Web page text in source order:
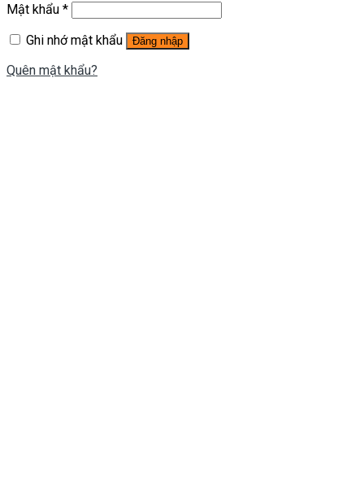
Mật khẩu *
Ghi nhớ mật khẩu
Đăng nhập
Quên mật khẩu?